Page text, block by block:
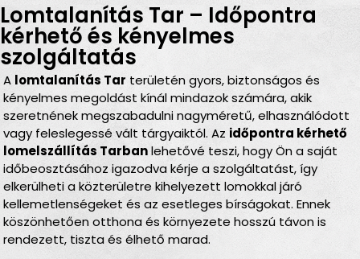
Lomtalanítás Tar – Időpontra
kérhető és kényelmes
szolgáltatás
A lomtalanítás Tar területén gyors, biztonságos és
kényelmes megoldást kínál mindazok számára, akik
szeretnének megszabadulni nagyméretű, elhasználódott
vagy feleslegessé vált tárgyaiktól. Az időpontra kérhető
lomelszállítás Tarbanlehetővé teszi, hogy Ön a saját
időbeosztásához igazodva kérje a szolgáltatást, így
elkerülheti a közterületre kihelyezett lomokkal járó
kellemetlenségeket és az esetleges bírságokat. Ennek
köszönhetően otthona és környezete hosszú távon is
rendezett, tiszta és élhető marad.